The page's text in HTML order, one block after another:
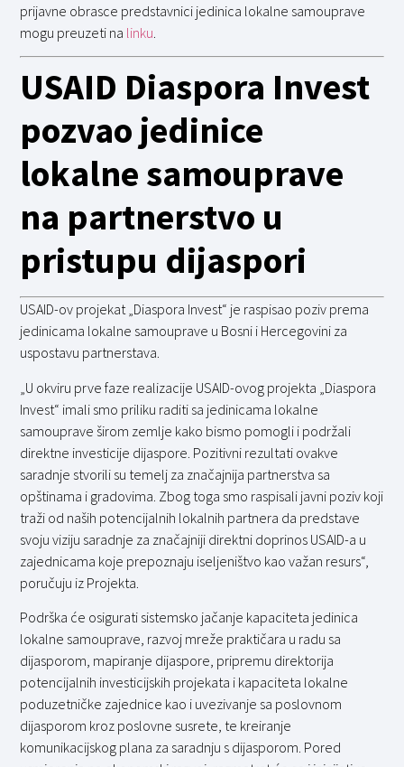
prijavne obrasce predstavnici jedinica lokalne samouprave
mogu preuzeti na linku.
USAID Diaspora Invest
pozvao jedinice
lokalne samouprave
na partnerstvo u
pristupu dijaspori
USAID-ov projekat „Diaspora Invest“ je raspisao poziv prema
jedinicama lokalne samouprave u Bosni i Hercegovini za
uspostavu partnerstava.
„U okviru prve faze realizacije USAID-ovog projekta „Diaspora
Invest“ imali smo priliku raditi sa jedinicama lokalne
samouprave širom zemlje kako bismo pomogli i podržali
direktne investicije dijaspore. Pozitivni rezultati ovakve
saradnje stvorili su temelj za značajnija partnerstva sa
opštinama i gradovima. Zbog toga smo raspisali javni poziv koji
traži od naših potencijalnih lokalnih partnera da predstave
svoju viziju saradnje za značajniji direktni doprinos USAID-a u
zajednicama koje prepoznaju iseljeništvo kao važan resurs“,
poručuju iz Projekta.
Podrška će osigurati sistemsko jačanje kapaciteta jedinica
lokalne samouprave, razvoj mreže praktičara u radu sa
dijasporom, mapiranje dijaspore, pripremu direktorija
potencijalnih investicijskih projekata i kapaciteta lokalne
poduzetničke zajednice kao i uvezivanje sa poslovnom
dijasporom kroz poslovne susrete, te kreiranje
komunikacijskog plana za saradnju s dijasporom. Pored